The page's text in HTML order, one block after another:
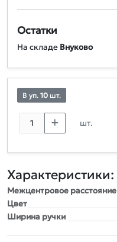
Остатки
На складе Внуково
В уп. 10 шт.
шт.
Характеристики:
Межцентровое расстояние
Цвет
Ширина ручки